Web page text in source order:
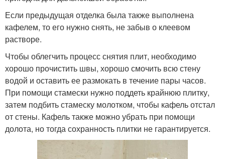
Если предыдущая отделка была также выполнена
кафелем, то его нужно снять, не забыв о клеевом
растворе.
Чтобы облегчить процесс снятия плит, необходимо
хорошо прочистить швы, хорошо смочить всю стену
водой и оставить ее размокать в течение пары часов.
При помощи стамески нужно поддеть крайнюю плитку,
затем подбить стамеску молотком, чтобы кафель отстал
от стены. Кафель также можно убрать при помощи
долота, но тогда сохранность плитки не гарантируется.